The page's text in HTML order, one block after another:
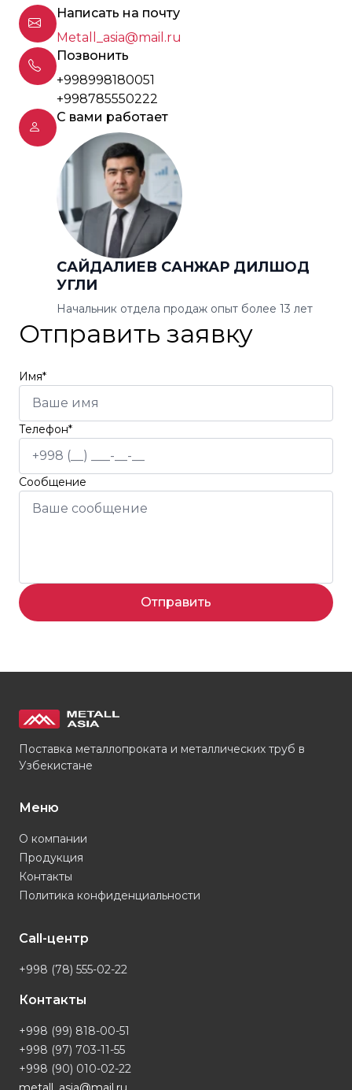
Написать на почту
Metall_asia@mail.ru
Позвонить
+998998180051
+998785550222
С вами работает
САЙДАЛИЕВ САНЖАР ДИЛШОД
УГЛИ
Начальник отдела продаж опыт более 13 лет
Отправить заявку
Имя*
Телефон*
Сообщение
Отправить
Поставка металлопроката и металлических труб в
Узбекистане
Меню
О компании
Продукция
Контакты
Политика конфиденциальности
Call-центр
+998 (78) 555-02-22
Контакты
+998 (99) 818-00-51
+998 (97) 703-11-55
+998 (90) 010-02-22